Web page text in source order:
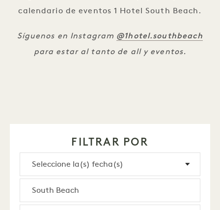
calendario de eventos 1 Hotel South Beach.
Síguenos en Instagram @1hotel.southbeach
para estar al tanto de all y eventos.
FILTRAR POR